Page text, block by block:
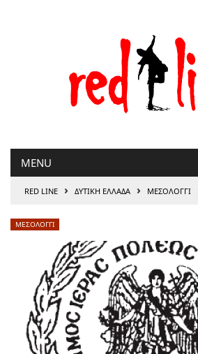
MENU
RED LINE › ΔΥΤΙΚΗ ΕΛΛΑΔΑ › ΜΕΣΟΛΟΓΓΙ
ΜΕΣΟΛΟΓΓΙ